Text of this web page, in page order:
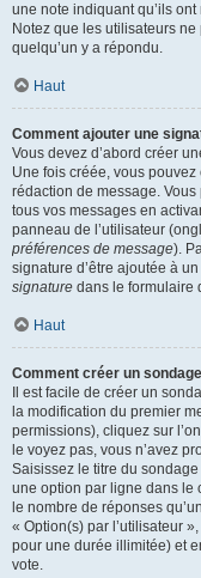
une note indiquant qu’ils
Notez que les utilisateurs
quelqu’un y a répondu.
Haut
Comment ajouter une
Vous devez d’abord créer
Une fois créée, vous
rédaction de message.
tous vos messages en
panneau de l’utilisateur
préférences de message).
signature d’être ajoutée à
signature dans le formulaire
Haut
Comment créer un
Il est facile de créer un
la modification du premier
permissions), cliquez sur
le voyez pas, vous n’avez
Saisissez le titre du
une option par ligne dans le
le nombre de réponses
« Option(s) par l’utilisateur
pour une durée illimitée) et
vote.